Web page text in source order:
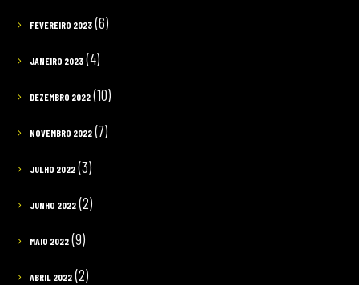
FEVEREIRO 2023(6)
JANEIRO 2023(4)
DEZEMBRO 2022(10)
NOVEMBRO 2022(7)
JULHO 2022(3)
JUNHO 2022(2)
MAIO 2022(9)
ABRIL 2022(2)